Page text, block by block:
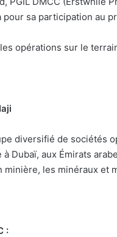
pour sa participation au
opérations sur le
diversifié de sociétés
Dubaï, aux Émirats
minière, les minéraux
: